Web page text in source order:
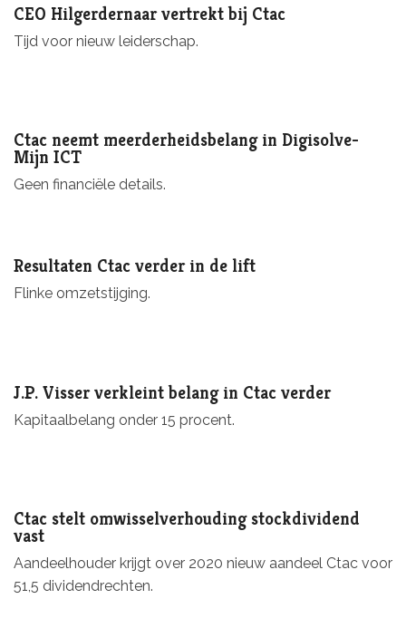
CEO Hilgerdernaar vertrekt bij Ctac
Tijd voor nieuw leiderschap.
Ctac neemt meerderheidsbelang in Digisolve-
Mijn ICT
Geen financiële details.
Resultaten Ctac verder in de lift
Flinke omzetstijging.
J.P. Visser verkleint belang in Ctac verder
Kapitaalbelang onder 15 procent.
Ctac stelt omwisselverhouding stockdividend
vast
Aandeelhouder krijgt over 2020 nieuw aandeel Ctac voor
51,5 dividendrechten.